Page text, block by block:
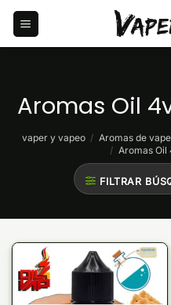
Saltar
contenido
Aromas Oil
vaper y vapeo / Aromas de
/ Aromas Oil
FILTRAR